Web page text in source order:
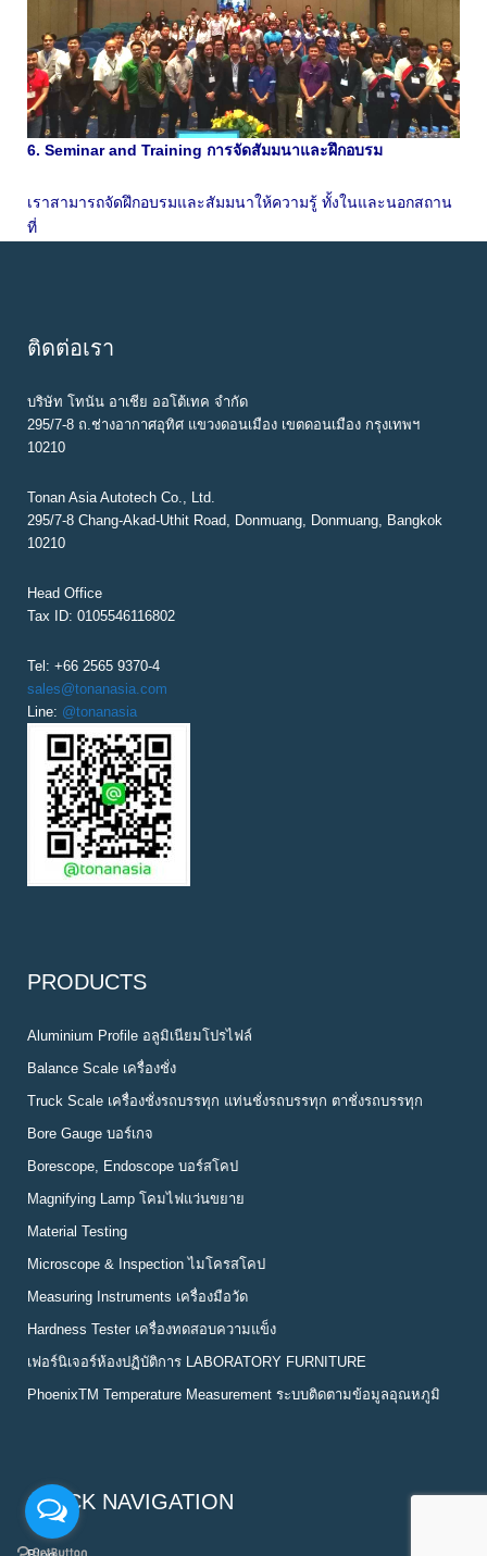
6. Seminar and Training การจัดสัมมนาและฝึกอบรม
เราสามารถจัดฝึกอบรมและสัมมนาให้ความรู้ ทั้งในและนอกสถาน
ที่
ติดต่อเรา
บริษัท โทนัน อาเชีย ออโต้เทค จำกัด
295/7-8 ถ.ช่างอากาศอุทิศ แขวงดอนเมือง เขตดอนเมือง กรุงเทพฯ
10210
Tonan Asia Autotech Co., Ltd.
295/7-8 Chang-Akad-Uthit Road, Donmuang, Donmuang, Bangkok
10210
Head Office
Tax ID: 0105546116802
Tel: +66 2565 9370-4
sales@tonanasia.com
Line: @tonanasia
PRODUCTS
Aluminium Profile อลูมิเนียมโปรไฟล์
Balance Scale เครื่องชั่ง
Truck Scale เครื่องชั่งรถบรรทุก แท่นชั่งรถบรรทุก ตาชั่งรถบรรทุก
Bore Gauge บอร์เกจ
Borescope, Endoscope บอร์สโคป
Magnifying Lamp โคมไฟแว่นขยาย
Material Testing
Microscope & Inspection ไมโครสโคป
Measuring Instruments เครื่องมือวัด
Hardness Tester เครื่องทดสอบความแข็ง
เฟอร์นิเจอร์ห้องปฏิบัติการ LABORATORY FURNITURE
PhoenixTM Temperature Measurement ระบบติดตามข้อมูลอุณหภูมิ
QUICK NAVIGATION